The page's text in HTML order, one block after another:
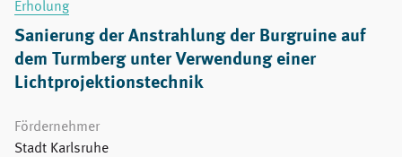
Erholung
Sanierung der Anstrahlung der Burgruine auf
dem Turmberg unter Verwendung einer
Lichtprojektionstechnik
Fördernehmer
Stadt Karlsruhe